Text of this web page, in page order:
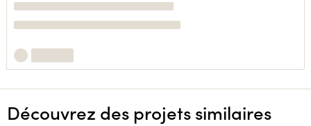
Découvrez des projets similaires